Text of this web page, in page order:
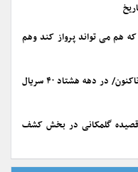
که هم می تواند پرواز کند وهم
تاریخچه سریال‌های ماه رمضان از ابتدا تاکنون/ در دهه هشتاد ۴۰ سریال
قصیده گلمکانی در بخش کشف